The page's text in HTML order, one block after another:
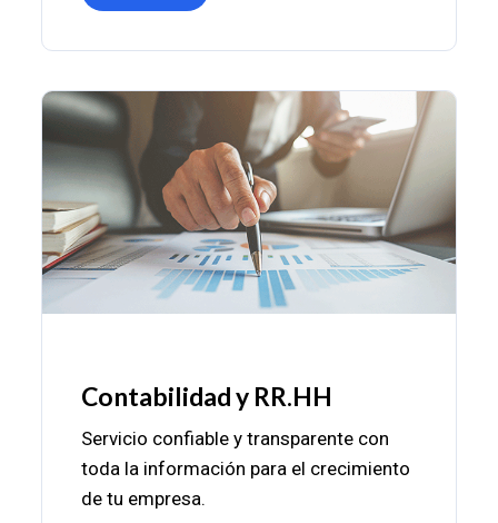
Contabilidad y RR.HH
Servicio confiable y transparente con
toda la información para el crecimiento
de tu empresa.